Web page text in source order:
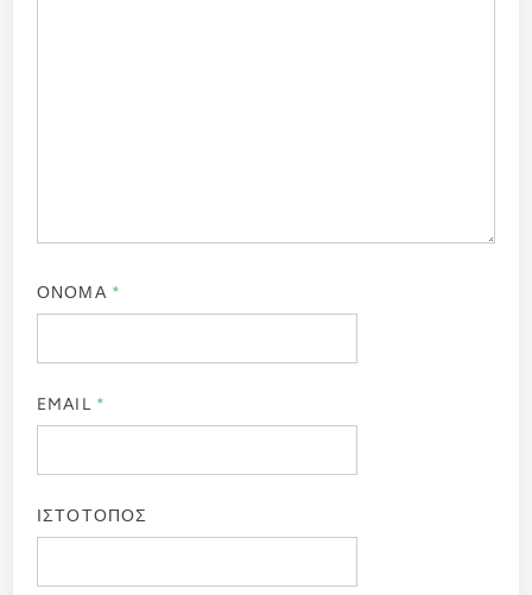
ΟΝΟΜΑ *
EMAIL *
ΙΣΤΟΤΟΠΟΣ